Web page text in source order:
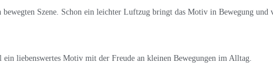
Szene. Schon ein leichter Luftzug bringt das Motiv in Bewegung
liebenswertes Motiv mit der Freude an kleinen Bewegungen im Alltag.